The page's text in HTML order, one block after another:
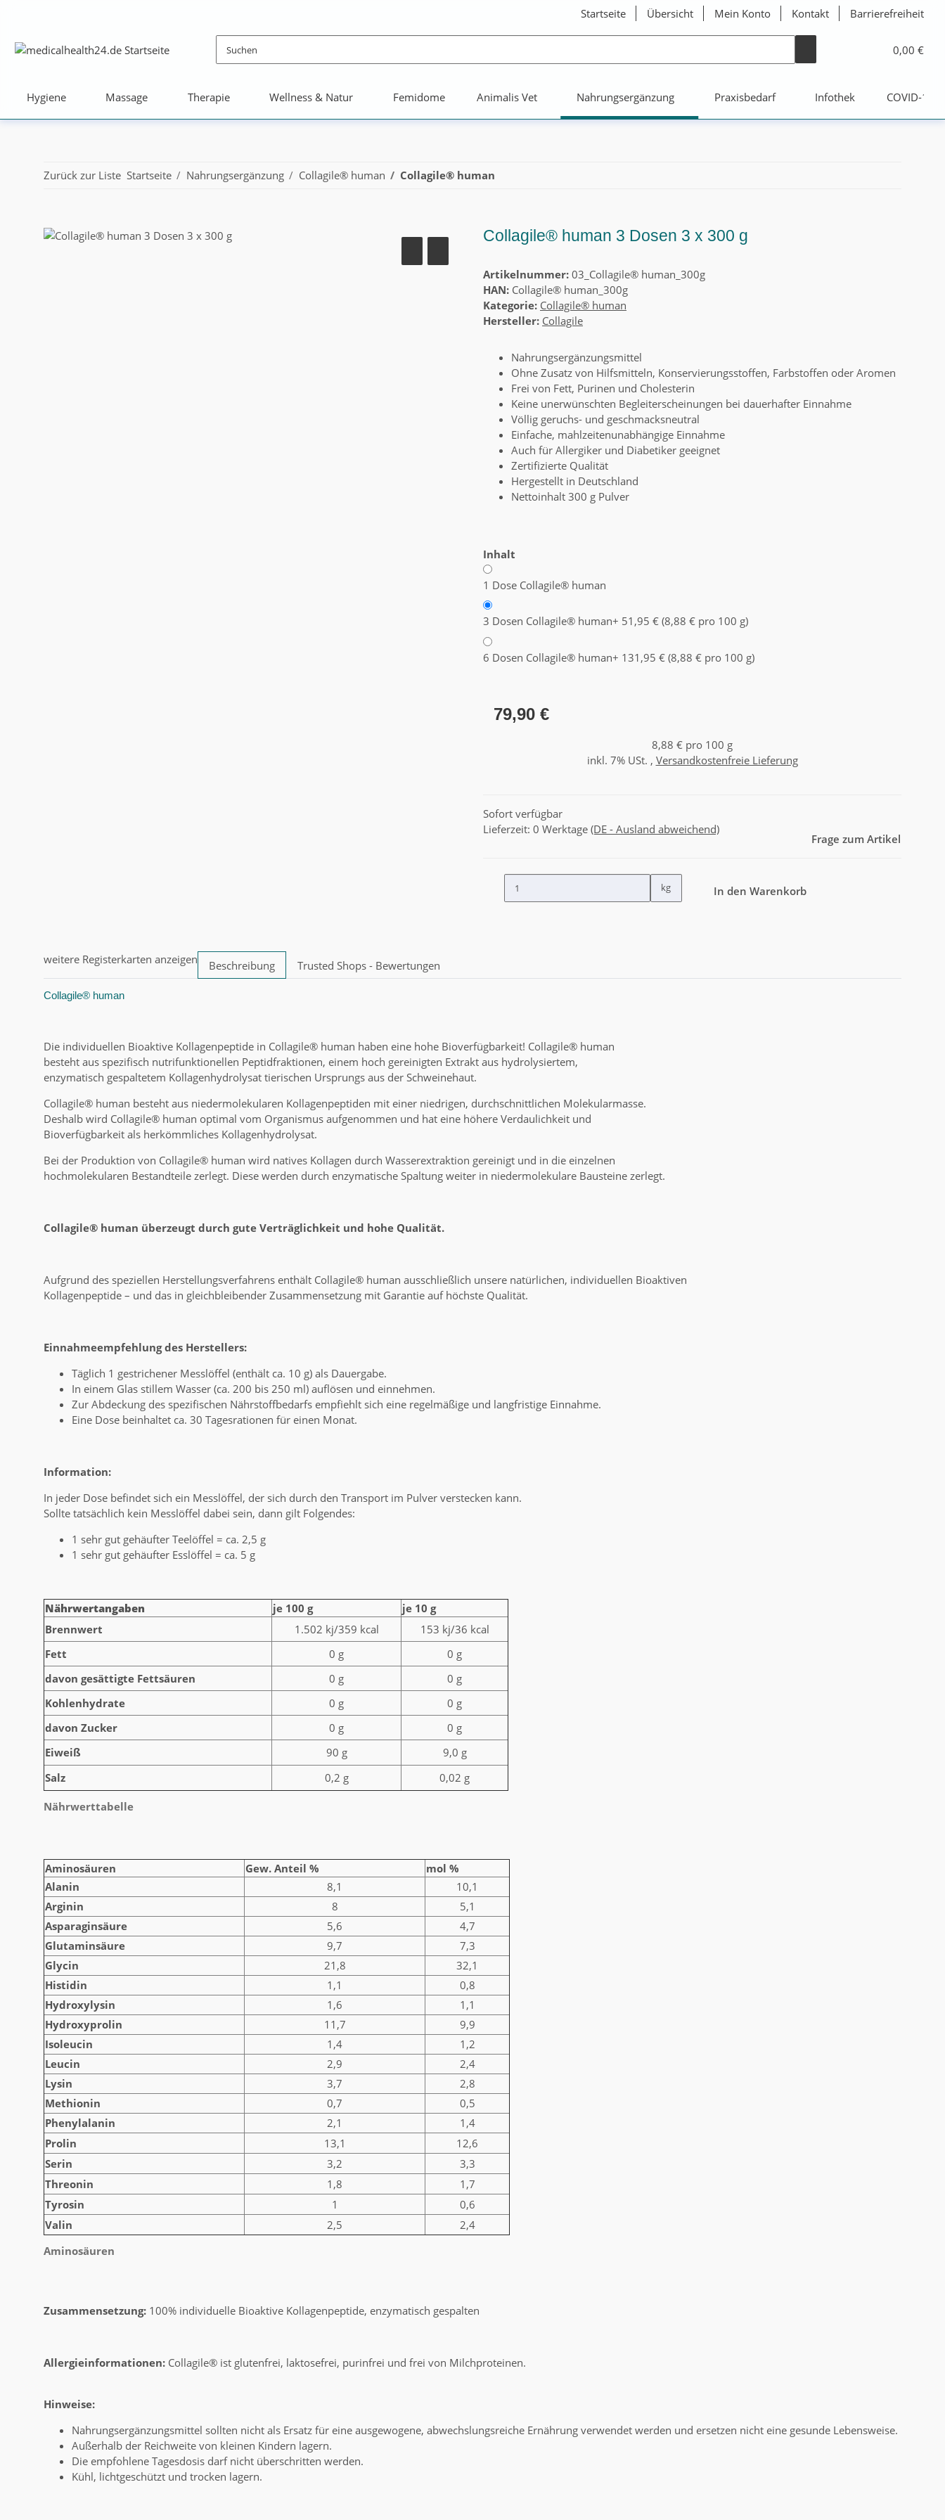
Startseite Übersicht Mein Konto Kontakt Barrierefreiheit
0,00 €
Hygiene Massage Therapie Wellness & Natur Femidome Animalis Vet Nahrungsergänzung Praxisbedarf Infothek COVID-19
Zurück zur Liste Startseite Nahrungsergänzung Collagile® human Collagile® human
Collagile® human 3 Dosen 3 x 300 g
Artikelnummer: 03_Collagile® human_300g
HAN: Collagile® human_300g
Kategorie: Collagile® human
Hersteller: Collagile
Nahrungsergänzungsmittel
Ohne Zusatz von Hilfsmitteln, Konservierungsstoffen, Farbstoffen oder Aromen
Frei von Fett, Purinen und Cholesterin
Keine unerwünschten Begleiterscheinungen bei dauerhafter Einnahme
Völlig geruchs- und geschmacksneutral
Einfache, mahlzeitenunabhängige Einnahme
Auch für Allergiker und Diabetiker geeignet
Zertifizierte Qualität
Hergestellt in Deutschland
Nettoinhalt 300 g Pulver
Inhalt
1 Dose Collagile® human
3 Dosen Collagile® human+ 51,95 € (8,88 € pro 100 g)
6 Dosen Collagile® human+ 131,95 € (8,88 € pro 100 g)
79,90 €
8,88 € pro 100 g
inkl. 7% USt. , Versandkostenfreie Lieferung
Sofort verfügbar
Lieferzeit: 0 Werktage (DE - Ausland abweichend)
Frage zum Artikel
kg In den Warenkorb
weitere Registerkarten anzeigen Beschreibung Trusted Shops - Bewertungen
Collagile® human
Die individuellen Bioaktive Kollagenpeptide in Collagile® human haben eine hohe Bioverfügbarkeit! Collagile® human
besteht aus spezifisch nutrifunktionellen Peptidfraktionen, einem hoch gereinigten Extrakt aus hydrolysiertem,
enzymatisch gespaltetem Kollagenhydrolysat tierischen Ursprungs aus der Schweinehaut.
Collagile® human besteht aus niedermolekularen Kollagenpeptiden mit einer niedrigen, durchschnittlichen Molekularmasse.
Deshalb wird Collagile® human optimal vom Organismus aufgenommen und hat eine höhere Verdaulichkeit und
Bioverfügbarkeit als herkömmliches Kollagenhydrolysat.
Bei der Produktion von Collagile® human wird natives Kollagen durch Wasserextraktion gereinigt und in die einzelnen
hochmolekularen Bestandteile zerlegt. Diese werden durch enzymatische Spaltung weiter in niedermolekulare Bausteine zerlegt.
Collagile® human überzeugt durch gute Verträglichkeit und hohe Qualität.
Aufgrund des speziellen Herstellungsverfahrens enthält Collagile® human ausschließlich unsere natürlichen, individuellen Bioaktiven
Kollagenpeptide – und das in gleichbleibender Zusammensetzung mit Garantie auf höchste Qualität.
Einnahmeempfehlung des Herstellers:
Täglich 1 gestrichener Messlöffel (enthält ca. 10 g) als Dauergabe.
In einem Glas stillem Wasser (ca. 200 bis 250 ml) auflösen und einnehmen.
Zur Abdeckung des spezifischen Nährstoffbedarfs empfiehlt sich eine regelmäßige und langfristige Einnahme.
Eine Dose beinhaltet ca. 30 Tagesrationen für einen Monat.
Information:
In jeder Dose befindet sich ein Messlöffel, der sich durch den Transport im Pulver verstecken kann.
Sollte tatsächlich kein Messlöffel dabei sein, dann gilt Folgendes:
1 sehr gut gehäufter Teelöffel = ca. 2,5 g
1 sehr gut gehäufter Esslöffel = ca. 5 g
Nährwerttabelle
Nährwertangaben je 100 g
je 10 g
Brennwert
1.502 kj/359 kcal
153 kj/36 kcal
Fett
0 g
0 g
davon gesättigte Fettsäuren
0 g
0 g
Kohlenhydrate
0 g
0 g
davon Zucker
0 g
0 g
Eiweiß
90 g
9,0 g
Salz
0,2 g 0,02 g
Aminosäuren
Aminosäuren Gew. Anteil %
mol %
Alanin
8,1
10,1
Arginin
8
5,1
Asparaginsäure
5,6
4,7
Glutaminsäure
9,7
7,3
Glycin
21,8
32,1
Histidin
1,1
0,8
Hydroxylysin
1,6
1,1
Hydroxyprolin
11,7
9,9
Isoleucin
1,4
1,2
Leucin
2,9
2,4
Lysin
3,7
2,8
Methionin
0,7
0,5
Phenylalanin
2,1
1,4
Prolin
13,1
12,6
Serin
3,2
3,3
Threonin
1,8
1,7
Tyrosin
1
0,6
Valin
2,5 2,4
Zusammensetzung: 100% individuelle Bioaktive Kollagenpeptide, enzymatisch gespalten
Allergieinformationen: Collagile® ist glutenfrei, laktosefrei, purinfrei und frei von Milchproteinen.
Hinweise:
Nahrungsergänzungsmittel sollten nicht als Ersatz für eine ausgewogene, abwechslungsreiche Ernährung verwendet werden und ersetzen nicht eine gesunde Lebensweise.
Außerhalb der Reichweite von kleinen Kindern lagern.
Die empfohlene Tagesdosis darf nicht überschritten werden.
Kühl, lichtgeschützt und trocken lagern.